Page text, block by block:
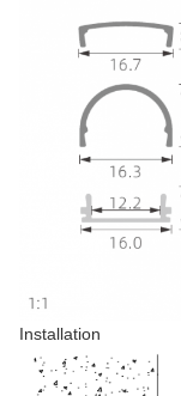
Installation